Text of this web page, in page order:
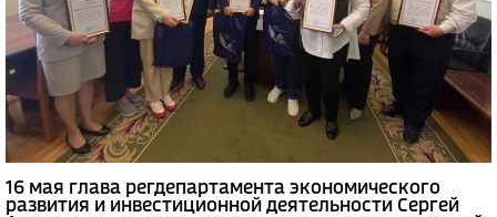
16 мая глава регдепартамента экономического
развития и инвестиционной деятельности Сергей